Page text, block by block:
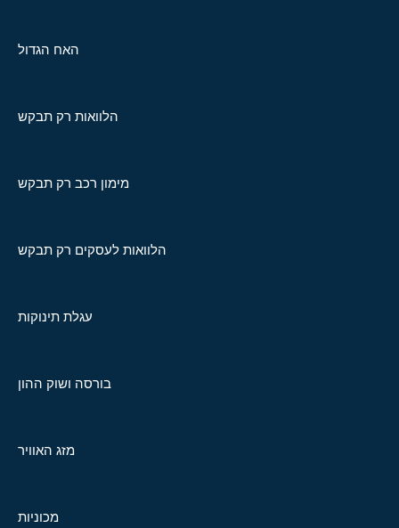
האח הגדול
הלוואות רק תבקש
מימון רכב רק תבקש
הלוואות לעסקים רק תבקש
עגלת תינוקות
בורסה ושוק ההון
מזג האוויר
מכוניות